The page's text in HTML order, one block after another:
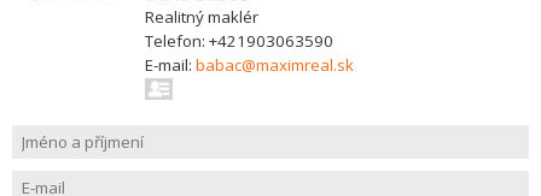
Realitný maklér
Telefon: +421903063590
E-mail: babac@maximreal.sk